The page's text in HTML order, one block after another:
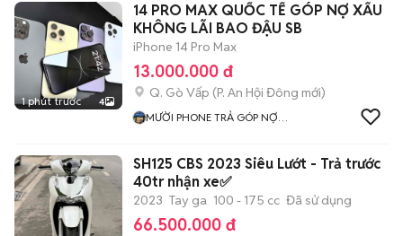
1 phút trước 4
14 PRO MAX QUỐC TẾ GÓP NỢ XẤU
KHÔNG LÃI BAO ĐẬU SB
iPhone 14 Pro Max
13.000.000 đ
Q. Gò Vấp (P. An Hội Đông mới)
MƯỜI PHONE TRẢ GÓP NỢ
SH125 CBS 2023 Siêu Lướt - Trả trước
40tr nhận xe✅
2023 Tay ga 100 - 175 cc Đã sử dụng
66.500.000 đ